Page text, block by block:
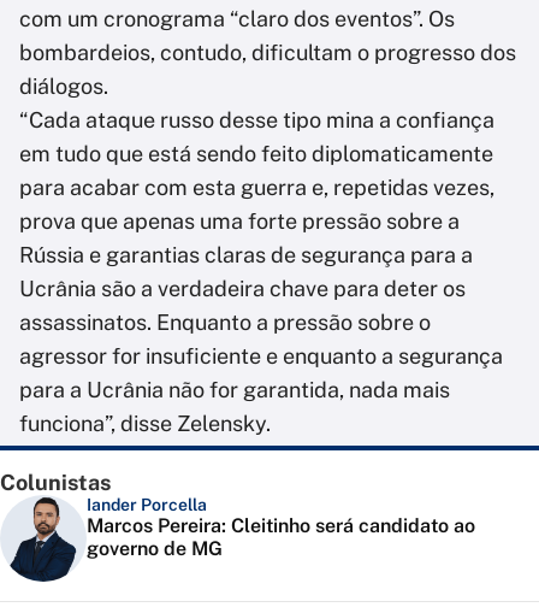
com um cronograma “claro dos eventos”. Os
bombardeios, contudo, dificultam o progresso dos
diálogos.
“Cada ataque russo desse tipo mina a confiança
em tudo que está sendo feito diplomaticamente
para acabar com esta guerra e, repetidas vezes,
prova que apenas uma forte pressão sobre a
Rússia e garantias claras de segurança para a
Ucrânia são a verdadeira chave para deter os
assassinatos. Enquanto a pressão sobre o
agressor for insuficiente e enquanto a segurança
para a Ucrânia não for garantida, nada mais
funciona”, disse Zelensky.
Colunistas
Iander Porcella
Marcos Pereira: Cleitinho será candidato ao
governo de MG